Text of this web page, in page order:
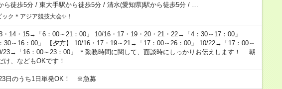
ら徒歩5分/ 東大手駅から徒歩5分/ 清水(愛知県)駅から徒歩5分/
ク＊アジア競技大会✨！
・14・15→「6：00～21：00」 10/16・17・19・20・21・22→「4：30～17：00」
30～16：00」 【夕方】 10/16・17・19～21→「17：00～26：00」 10/22→「17：00～
23→「16：00～23：00」 ＊勤務時間に関して、面談時にしっかりお伝えします！ 朝
け、などもOKです！
日のうち1日単発OK！ ※急募